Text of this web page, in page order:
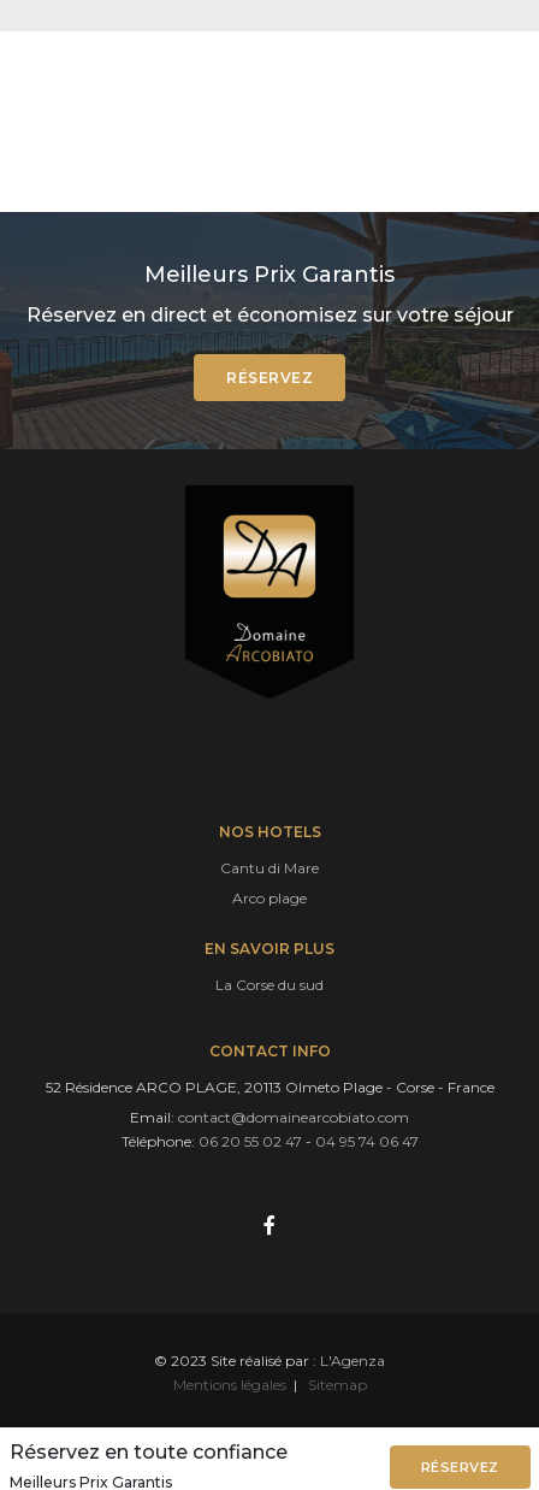
Réservez en toute confiance
Meilleurs Prix Garantis
RÉSERVEZ
Meilleurs Prix Garantis
Réservez en direct et économisez sur votre séjour
RÉSERVEZ
NOS HOTELS
Cantu di Mare
Arco plage
EN SAVOIR PLUS
La Corse du sud
CONTACT INFO
52 Résidence ARCO PLAGE, 20113 Olmeto Plage - Corse - France
Email: contact@domainearcobiato.com
Téléphone: 06 20 55 02 47 - 04 95 74 06 47
© 2023 Site réalisé par : L'Agenza
Mentions légales| Sitemap